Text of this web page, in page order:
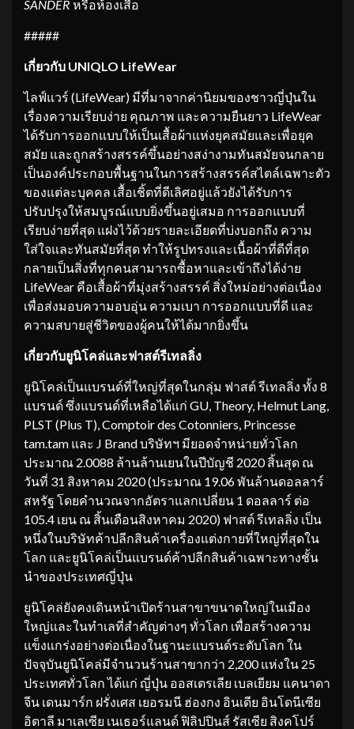
SANDER หรือห้องเสื้อ
#####
เกี่ยวกับ UNIQLO LifeWear
ไลฟ์แวร์ (LifeWear) มีที่มาจากค่านิยมของชาวญี่ปุ่นใน
เรื่องความเรียบง่าย คุณภาพ และความยืนยาว LifeWear
ได้รับการออกแบบให้เป็นเสื้อผ้าแห่งยุคสมัยและเพื่อยุค
สมัย และถูกสร้างสรรค์ขึ้นอย่างสง่างามทันสมัยจนกลาย
เป็นองค์ประกอบพื้นฐานในการสร้างสรรค์สไตล์เฉพาะตัว
ของแต่ละบุคคล เสื้อเชิ้ตที่ดีเลิศอยู่แล้วยังได้รับการ
ปรับปรุงให้สมบูรณ์แบบยิ่งขึ้นอยู่เสมอ การออกแบบที่
เรียบง่ายที่สุด แฝงไว้ด้วยรายละเอียดที่บ่งบอกถึง ความ
ใส่ใจและทันสมัยที่สุด ทำให้รูปทรงและเนื้อผ้าที่ดีที่สุด
กลายเป็นสิ่งที่ทุกคนสามารถซื้อหาและเข้าถึงได้ง่าย
LifeWear คือเสื้อผ้าที่มุ่งสร้างสรรค์ สิ่งใหม่อย่างต่อเนื่อง
เพื่อส่งมอบความอบอุ่น ความเบา การออกแบบที่ดี และ
ความสบายสู่ชีวิตของผู้คนให้ได้มากยิ่งขึ้น
เกี่ยวกับยูนิโคล่และฟาสต์รีเทลลิ่ง
ยูนิโคล่เป็นแบรนด์ที่ใหญ่ที่สุดในกลุ่ม ฟาสต์ รีเทลลิ่ง ทั้ง 8
แบรนด์ ซึ่งแบรนด์ที่เหลือได้แก่ GU, Theory, Helmut Lang,
PLST (Plus T), Comptoir des Cotonniers, Princesse
tam.tam และ J Brand บริษัทฯ มียอดจำหน่ายทั่วโลก
ประมาณ 2.0088 ล้านล้านเยนในปีบัญชี 2020 สิ้นสุด ณ
วันที่ 31 สิงหาคม 2020 (ประมาณ 19.06 พันล้านดอลลาร์
สหรัฐ โดยคำนวณจากอัตราแลกเปลี่ยน 1 ดอลลาร์ ต่อ
105.4 เยน ณ สิ้นเดือนสิงหาคม 2020) ฟาสต์ รีเทลลิ่ง เป็น
หนึ่งในบริษัทค้าปลีกสินค้าเครื่องแต่งกายที่ใหญ่ที่สุดใน
โลก และยูนิโคล่เป็นแบรนด์ค้าปลีกสินค้าเฉพาะทางชั้น
นำของประเทศญี่ปุ่น
ยูนิโคล่ยังคงเดินหน้าเปิดร้านสาขาขนาดใหญ่ในเมือง
ใหญ่และในทำเลที่สำคัญต่างๆ ทั่วโลก เพื่อสร้างความ
แข็งแกร่งอย่างต่อเนื่องในฐานะแบรนด์ระดับโลก ใน
ปัจจุบันยูนิโคล่มีจำนวนร้านสาขากว่า 2,200 แห่งใน 25
ประเทศทั่วโลก ได้แก่ ญี่ปุ่น ออสเตรเลีย เบลเยียม แคนาดา
จีน เดนมาร์ก ฝรั่งเศส เยอรมนี ฮ่องกง อินเดีย อินโดนีเซีย
อิตาลี มาเลเซีย เนเธอร์แลนด์ ฟิลิปปินส์ รัสเซีย สิงคโปร์